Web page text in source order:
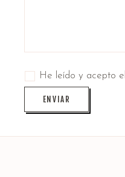
He leído y acepto el